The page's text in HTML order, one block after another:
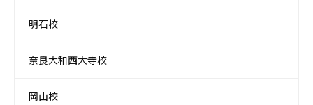
明石校
奈良大和西大寺校
岡山校